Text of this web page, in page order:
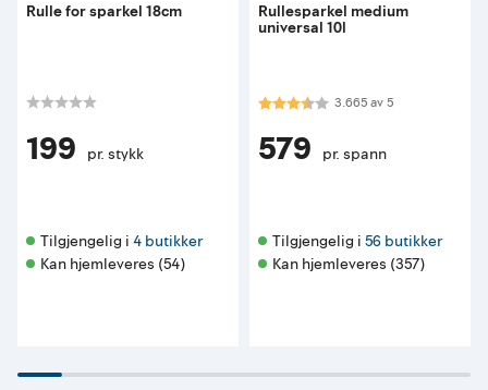
Rulle for sparkel 18cm
199 pr. stykk
Tilgjengelig i 4 butikker
Kan hjemleveres (54)
Rullesparkel medium
universal 10l
Karakter:3.7 av 5 mulige
3.665av5
579 pr. spann
Tilgjengelig i 56 butikker
Kan hjemleveres (357)